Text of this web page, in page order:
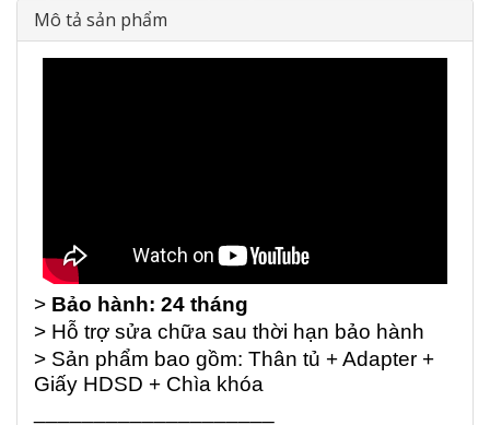
Mô tả sản phẩm
> Bảo hành: 24 tháng
> Hỗ trợ sửa chữa sau thời hạn bảo hành
> Sản phẩm bao gồm: Thân tủ + Adapter +
Giấy HDSD + Chìa khóa